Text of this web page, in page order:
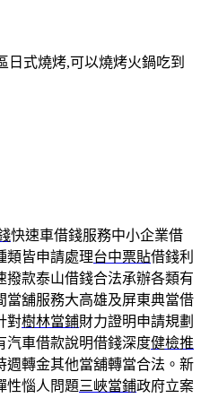
式燒烤,可以燒烤火鍋吃到
快速車借錢服務中小企業借
類皆申請處理台中票貼借錢利
撥款泰山借錢合法承辦各類有
當舖服務大高雄及屏東典當借
對樹林當鋪財力證明申請規劃
汽車借款說明借錢深度健檢推
週轉金其他當舖轉當合法。新
性惱人問題三峽當鋪政府立案